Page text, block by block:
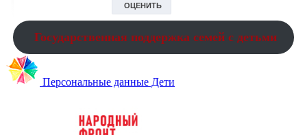
Государственная поддержка семей с детьми
Персональные данные Дети